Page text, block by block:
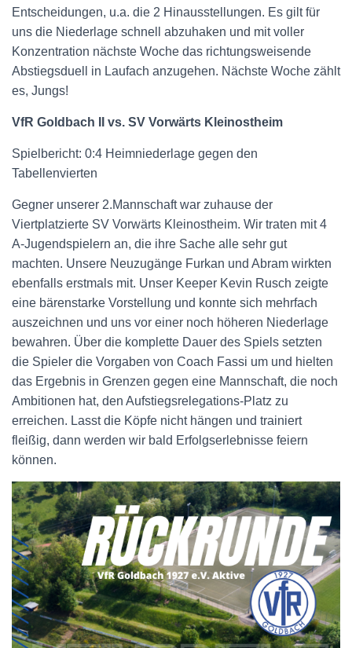
Entscheidungen, u.a. die 2 Hinausstellungen. Es gilt für
uns die Niederlage schnell abzuhaken und mit voller
Konzentration nächste Woche das richtungsweisende
Abstiegsduell in Laufach anzugehen. Nächste Woche zählt
es, Jungs!
VfR Goldbach II vs. SV Vorwärts Kleinostheim
Spielbericht: 0:4 Heimniederlage gegen den
Tabellenvierten
Gegner unserer 2.Mannschaft war zuhause der
Viertplatzierte SV Vorwärts Kleinostheim. Wir traten mit 4
A-Jugendspielern an, die ihre Sache alle sehr gut
machten. Unsere Neuzugänge Furkan und Abram wirkten
ebenfalls erstmals mit. Unser Keeper Kevin Rusch zeigte
eine bärenstarke Vorstellung und konnte sich mehrfach
auszeichnen und uns vor einer noch höheren Niederlage
bewahren. Über die komplette Dauer des Spiels setzten
die Spieler die Vorgaben von Coach Fassi um und hielten
das Ergebnis in Grenzen gegen eine Mannschaft, die noch
Ambitionen hat, den Aufstiegsrelegations-Platz zu
erreichen. Lasst die Köpfe nicht hängen und trainiert
fleißig, dann werden wir bald Erfolgserlebnisse feiern
können.